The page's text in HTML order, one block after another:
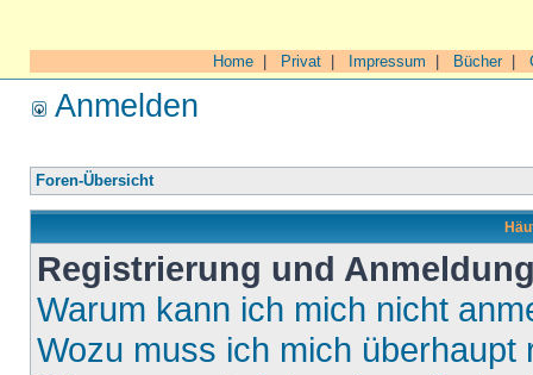
Home Privat Impressum Bücher|
Anmelden
Foren-Übersicht
Registrierung und
Warum kann ich mich nicht
Wozu muss ich mich überhaupt